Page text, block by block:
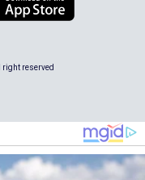
reserved